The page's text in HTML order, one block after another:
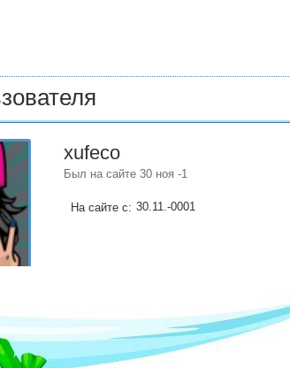
xufeco
Был на сайте 30 ноя -1
На сайте с: 30.11.-0001